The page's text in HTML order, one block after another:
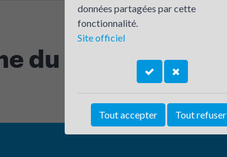
du Dauphiné
données partagées par cette
fonctionnalité.
Site officiel
Tout accepter Tout refuser